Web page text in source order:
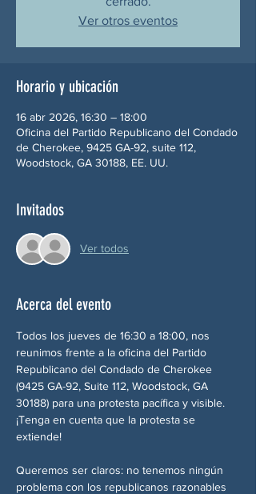
Ver otros eventos
Horario y ubicación
16 abr 2026, 16:30 – 18:00
Oficina del Partido Republicano del Condado
de Cherokee, 9425 GA-92, suite 112,
Woodstock, GA 30188, EE. UU.
Invitados
Ver todos
Acerca del evento
Todos los jueves de 16:30 a 18:00, nos
reunimos frente a la oficina del Partido
Republicano del Condado de Cherokee
(9425 GA-92, Suite 112, Woodstock, GA
30188) para una protesta pacífica y visible.
¡Tenga en cuenta que la protesta se
extiende!
Queremos ser claros: no tenemos ningún
problema con los republicanos razonables